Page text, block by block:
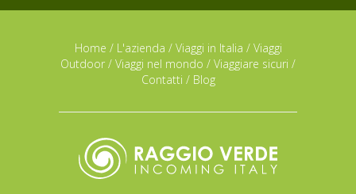
Home / L'azienda / Viaggi in Italia / Viaggi
Outdoor / Viaggi nel mondo / Viaggiare sicuri /
Contatti / Blog